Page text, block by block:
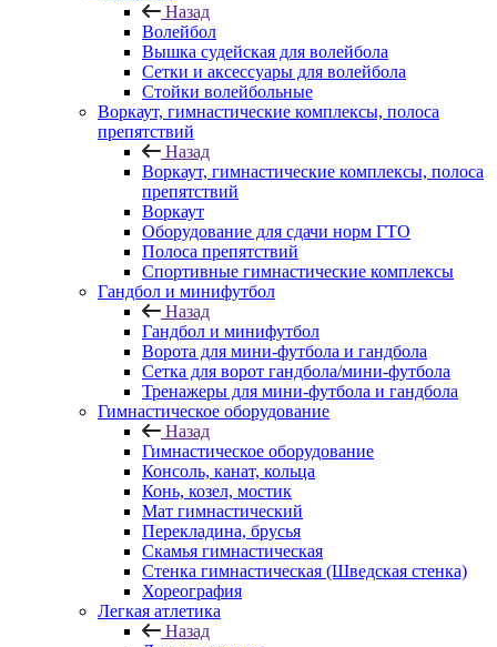
Назад
Волейбол
Вышка судейская для волейбола
Сетки и аксессуары для волейбола
Стойки волейбольные
Воркаут, гимнастические комплексы, полоса
препятствий
Назад
Воркаут, гимнастические комплексы, полоса
препятствий
Воркаут
Оборудование для сдачи норм ГТО
Полоса препятствий
Спортивные гимнастические комплексы
Гандбол и минифутбол
Назад
Гандбол и минифутбол
Ворота для мини-футбола и гандбола
Сетка для ворот гандбола/мини-футбола
Тренажеры для мини-футбола и гандбола
Гимнастическое оборудование
Назад
Гимнастическое оборудование
Консоль, канат, кольца
Конь, козел, мостик
Мат гимнастический
Перекладина, брусья
Скамья гимнастическая
Стенка гимнастическая (Шведская стенка)
Хореография
Легкая атлетика
Назад